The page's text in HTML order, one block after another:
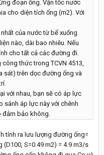
đoạn ống. Vận tốc nước
cho diện tích ống (m2). Với
của nước từ bể xuống
nào, dài bao nhiêu. Nếu
cho tất cả các đường đi.
thức trong TCVN 4513,
sát) trên dọc đường ống và
với nhau, bạn sẽ có áp lực
sánh áp lực này với chênh
đảm bảo không.
tính ra lưu lượng đường ống=
S=0.49 m2) = 4.9 m3/s